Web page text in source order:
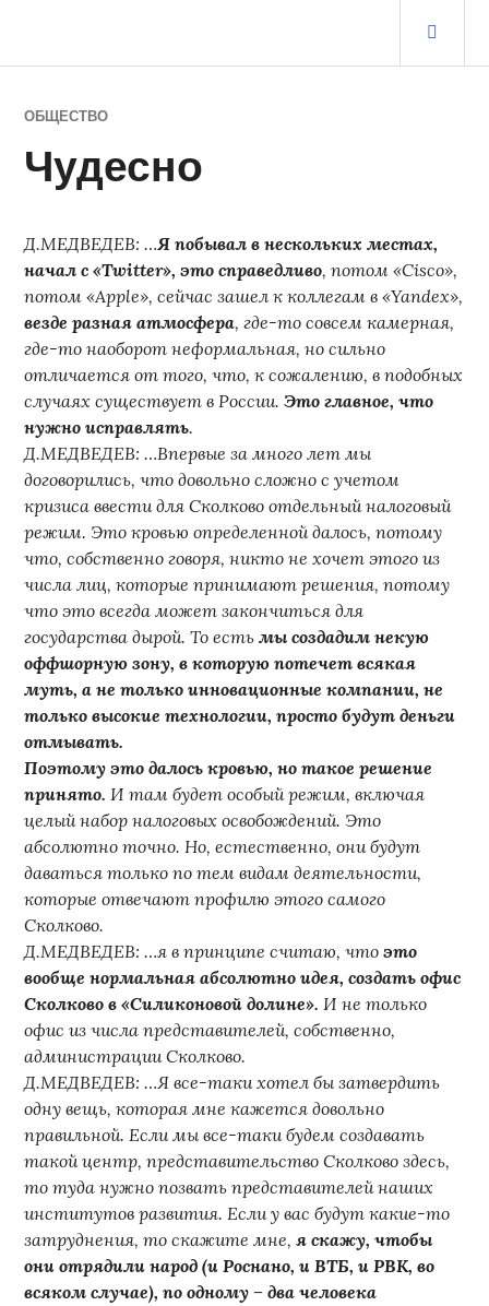
содержимому
ЖУРНАЛ СТАРОГО ВОРЧУНА
ОБЩЕСТВО
Чудесно
Д.МЕДВЕДЕВ: …Я побывал в нескольких местах,
начал с «Twitter», это справедливо, потом «Cisco»,
потом «Apple», сейчас зашел к коллегам в «Yandex»,
везде разная атмосфера, где-то совсем камерная,
где-то наоборот неформальная, но сильно
отличается от того, что, к сожалению, в подобных
случаях существует в России.Это главное, что
нужно исправлять.
Д.МЕДВЕДЕВ: …Впервые за много лет мы
договорились, что довольно сложно с учетом
кризиса ввести для Сколково отдельный налоговый
режим. Это кровью определенной далось, потому
что, собственно говоря, никто не хочет этого из
числа лиц, которые принимают решения, потому
что это всегда может закончиться для
государства дырой. То естьмы создадим некую
оффшорную зону, в которую потечет всякая
муть, а не только инновационные компании, не
только высокие технологии, просто будут деньги
отмывать.
Поэтому это далось кровью, но такое решение
принято. И там будет особый режим, включая
целый набор налоговых освобождений. Это
абсолютно точно. Но, естественно, они будут
даваться только по тем видам деятельности,
которые отвечают профилю этого самого
Сколково.
Д.МЕДВЕДЕВ: …я в принципе считаю, чтоэто
вообще нормальная абсолютно идея, создать офис
Сколково в «Силиконовой долине». И не только
офис из числа представителей, собственно,
администрации Сколково.
Д.МЕДВЕДЕВ: …Я все-таки хотел бы затвердить
одну вещь, которая мне кажется довольно
правильной. Если мы все-таки будем создавать
такой центр, представительство Сколково здесь,
то туда нужно позвать представителей наших
институтов развития. Если у вас будут какие-то
затруднения, то скажите мне,я скажу, чтобы
они отрядили народ (и Роснано, и ВТБ, и РВК, во
всяком случае), по одному – два человека